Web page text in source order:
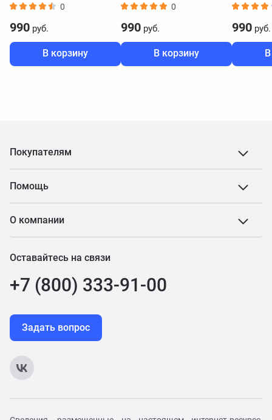
0
990 руб.
В корзину
0
990 руб.
В корзину
990 руб.
Покупателям
Помощь
О компании
Оставайтесь на связи
+7 (800) 333-91-00
Задать вопрос